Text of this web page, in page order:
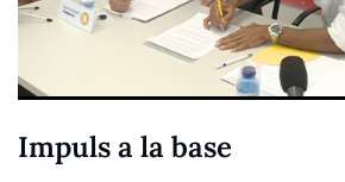
Impuls a la base